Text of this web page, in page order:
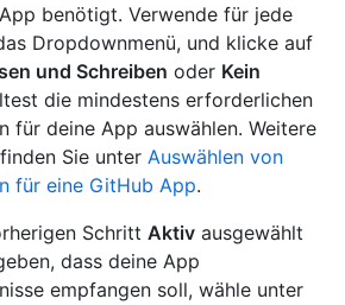
benötigt. Verwende für jede
Dropdownmenü, und klicke auf
und Schreiben oder Kein
die mindestens erforderlichen
für deine App auswählen. Weitere
Sie unter Auswählen von
für eine GitHub App.
Schritt Aktiv ausgewählt
dass deine App
empfangen soll, wähle unter